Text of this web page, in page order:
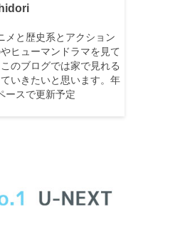
メと歴史系とアクション
ヒューマンドラマを見て
のブログでは家で見れる
いきたいと思います。年
ースで更新予定